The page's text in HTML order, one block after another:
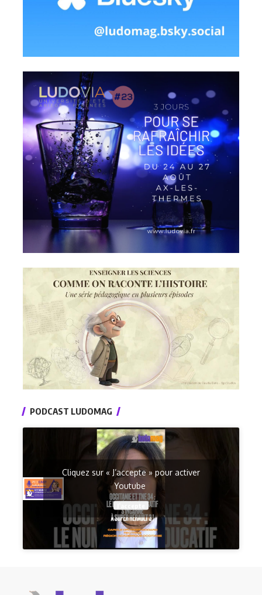
PODCAST LUDOMAG
Cliquez sur « J’accepte » pour activer
Youtube